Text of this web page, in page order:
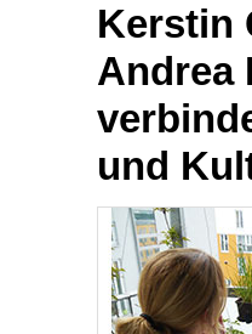
Kerstin
Andrea
und